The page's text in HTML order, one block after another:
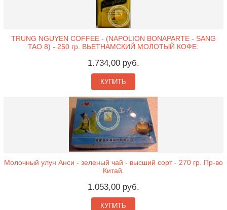
TRUNG NGUYEN COFFEE - (NAPOLION BONAPARTE - SANG
TAO 8) - 250 гр. ВЬЕТНАМСКИЙ МОЛОТЫЙ КОФЕ.
1.734,00 руб.
КУПИТЬ
Молочный улун Анси - зеленый чай - высший сорт - 270 гр. Пр-во
Китай.
1.053,00 руб.
КУПИТЬ